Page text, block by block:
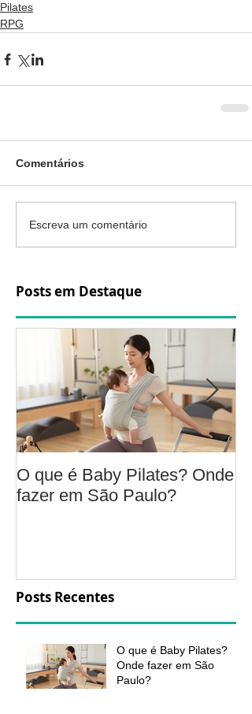
Pilates
RPG
Comentários
Escreva um comentário
Posts em Destaque
O que é Baby Pilates? Onde
fazer em São Paulo?
Posts Recentes
O que é Baby Pilates?
Onde fazer em São
Paulo?